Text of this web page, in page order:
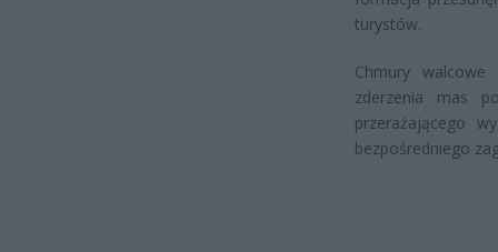
turystów.
Chmury
zderzenia mas
przerażającego
bezpośredniego